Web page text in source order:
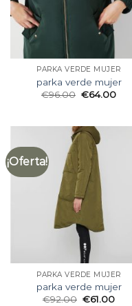
PARKA VERDE MUJER
parka verde mujer
€96.00 €64.00
¡Oferta!
PARKA VERDE MUJER
parka verde mujer
€92.00 €61.00